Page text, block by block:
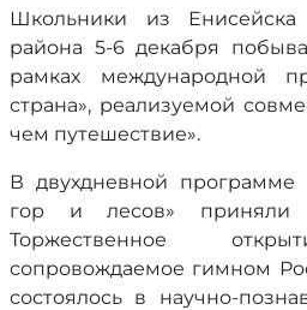
Школьники из Енисейска
района 5-6 декабря
рамках международной
страна», реализуемой
чем путешествие».
В двухдневной программе
гор и лесов» приняли
Торжественное
сопровождаемое гимном
состоялось в научно-